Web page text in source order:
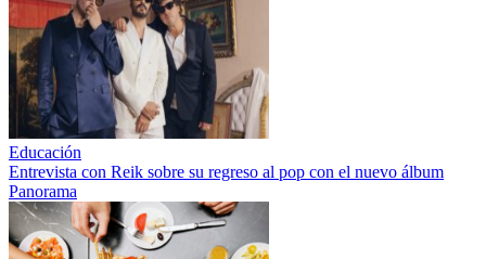
Educación
Entrevista con Reik sobre su regreso al pop con el nuevo álbum
Panorama